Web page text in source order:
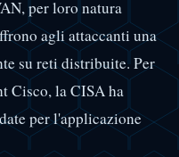
per loro natura
agli attaccanti una
su reti distribuite. Per
Cisco, la CISA ha
per l'applicazione